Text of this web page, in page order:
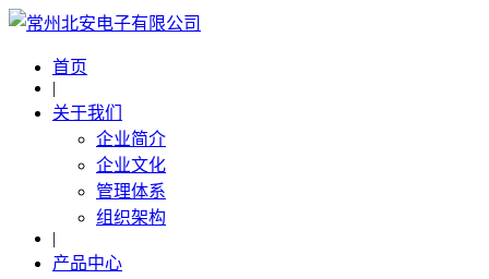
首页
|
关于我们
企业简介
企业文化
管理体系
组织架构
|
产品中心